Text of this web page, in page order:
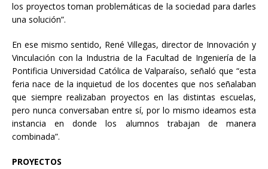
los proyectos toman problemáticas de la sociedad para darles
una solución”.
En ese mismo sentido, René Villegas, director de Innovación y
Vinculación con la Industria de la Facultad de Ingeniería de la
Pontificia Universidad Católica de Valparaíso, señaló que “esta
feria nace de la inquietud de los docentes que nos señalaban
que siempre realizaban proyectos en las distintas escuelas,
pero nunca conversaban entre sí, por lo mismo ideamos esta
instancia en donde los alumnos trabajan de manera
combinada”.
PROYECTOS